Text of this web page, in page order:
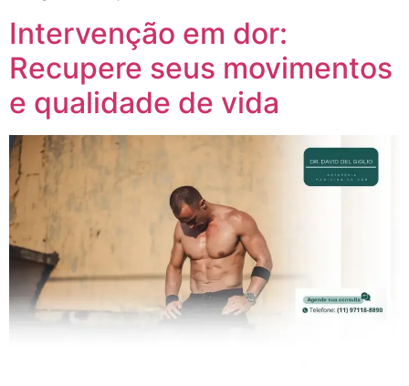
Intervenção em dor:
Recupere seus movimentos
e qualidade de vida